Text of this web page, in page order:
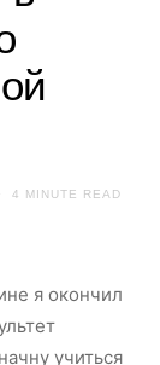
4 MINUTE READ
я окончил
учиться